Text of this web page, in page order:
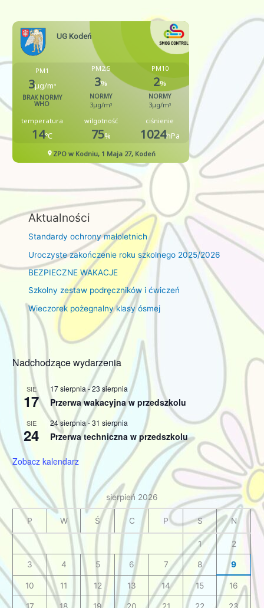
Aktualności
Standardy ochrony małoletnich
Uroczyste zakończenie roku szkolnego 2025/2026
BEZPIECZNE WAKACJE
Szkolny zestaw podręczników i ćwiczeń
Wieczorek pożegnalny klasy ósmej
Nadchodzące wydarzenia
SIE
17
17 sierpnia-23 sierpnia
Przerwa wakacyjna w przedszkolu
SIE
24
24 sierpnia-31 sierpnia
Przerwa techniczna w przedszkolu
Zobacz kalendarz
sierpień 2026
P W Ś C P S N
1 2
3 4 5 6 7 8 9
10 11 12 13 14 15 16
17 18 19 20 21 22 23